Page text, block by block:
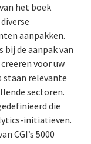
het boek
aanpakken.
de aanpak van
voor uw
staan relevante
sectoren.
die
initiatieven.
CGI’s 5000